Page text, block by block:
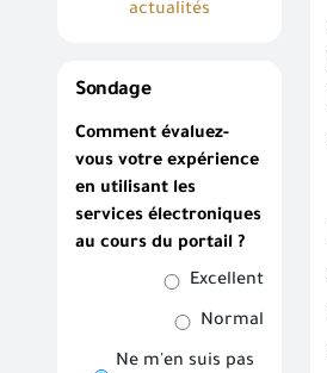
actualités
Sondage
Comment évaluez-
vous votre expérience
en utilisant les
services électroniques
au cours du portail ?
Excellent
Normal
Ne m'en suis pas